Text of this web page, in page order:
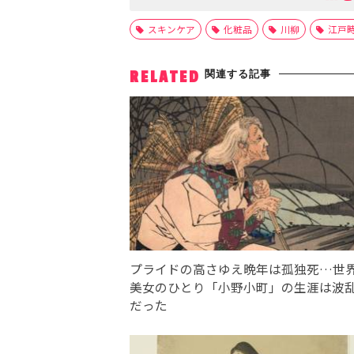
スキンケア 化粧品 川柳 江戸
RELATED 関連する記事
プライドの高さゆえ晩年は孤独死…世
美女のひとり「小野小町」の生涯は波
だった